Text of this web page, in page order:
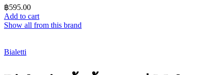
฿595.00
Add to cart
Show all from this brand
Bialetti